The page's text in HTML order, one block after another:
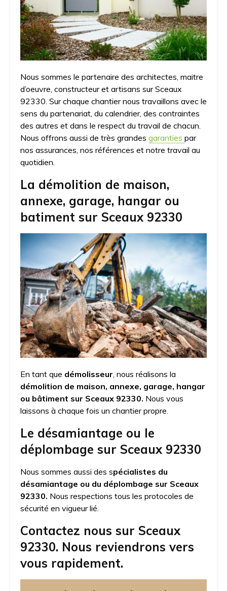
Nous sommes le partenaire des architectes, maitre
d’oeuvre, constructeur et artisans sur Sceaux
92330. Sur chaque chantier nous travaillons avec le
sens du partenariat, du calendrier, des contraintes
des autres et dans le respect du travail de chacun.
Nous offrons aussi de très grandes garanties par
nos assurances, nos références et notre travail au
quotidien.
La démolition de maison,
annexe, garage, hangar ou
batiment sur Sceaux 92330
En tant que démolisseur , nous réalisons la
démolition de maison, annexe, garage, hangar
ou bâtiment sur Sceaux 92330. Nous vous
laissons à chaque fois un chantier propre.
Le désamiantage ou le
déplombage sur Sceaux 92330
Nous sommes aussi des spécialistes du
désamiantage ou du déplombage sur Sceaux
92330. Nous respections tous les protocoles de
sécurité en vigueur lié.
Contactez nous sur Sceaux
92330. Nous reviendrons vers
vous rapidement.